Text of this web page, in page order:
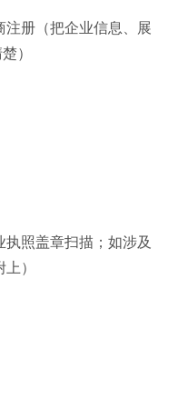
注册（把企业信息、展
）
执照盖章扫描；如涉及
）